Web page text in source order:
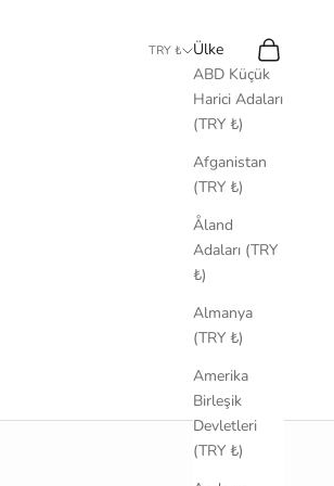
TRY ₺
Ülke
ABD Küçük
Harici Adaları
(TRY ₺)
Afganistan
(TRY ₺)
Åland
Adaları (TRY
₺)
Almanya
(TRY ₺)
Amerika
Birleşik
Devletleri
(TRY ₺)
Sepet